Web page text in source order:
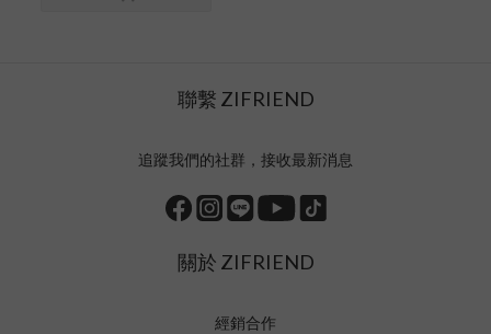
聯繫 ZIFRIEND
追蹤我們的社群，接收最新消息
關於 ZIFRIEND
經銷合作